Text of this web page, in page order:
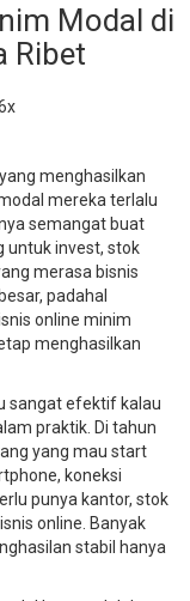
Modal di
Ribet
menghasilkan
mereka terlalu
semangat buat
untuk invest, stok
merasa bisnis
padahal
online minim
menghasilkan
sangat efektif kalau
praktik. Di tahun
yang mau start
koneksi
punya kantor, stok
online. Banyak
stabil hanya